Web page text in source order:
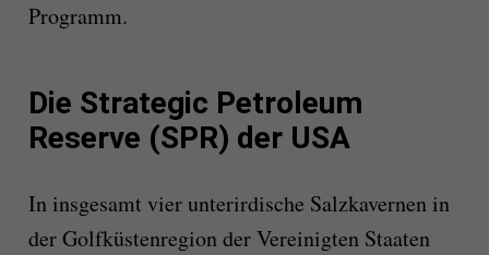
Programm.
Die Strategic Petroleum
Reserve (SPR) der USA
In insgesamt vier unterirdische Salzkavernen in
der Golfküstenregion der Vereinigten Staaten